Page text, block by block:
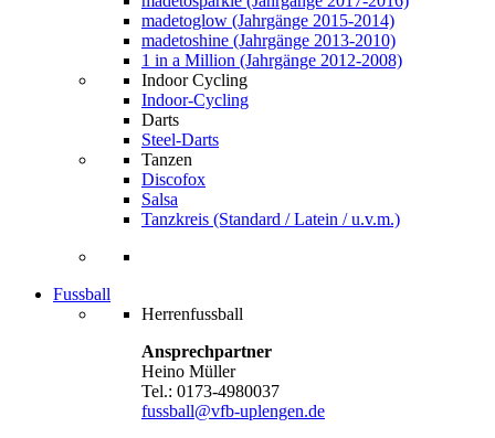
madetoglow (Jahrgänge 2015-2014)
madetoshine (Jahrgänge 2013-2010)
1 in a Million (Jahrgänge 2012-2008)
Indoor Cycling
Indoor-Cycling
Darts
Steel-Darts
Tanzen
Discofox
Salsa
Tanzkreis (Standard / Latein / u.v.m.)
Fussball
Herrenfussball
Ansprechpartner
Heino Müller
Tel.: 0173-4980037
fussball@vfb-uplengen.de